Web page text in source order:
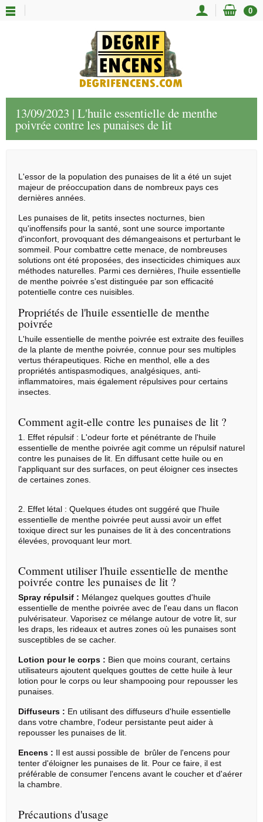
0
13/09/2023 | L'huile essentielle de menthe
poivrée contre les punaises de lit
L'essor de la population des punaises de lit a été un sujet
majeur de préoccupation dans de nombreux pays ces
dernières années.
Les punaises de lit, petits insectes nocturnes, bien
qu'inoffensifs pour la santé, sont une source importante
d'inconfort, provoquant des démangeaisons et perturbant le
sommeil. Pour combattre cette menace, de nombreuses
solutions ont été proposées, des insecticides chimiques aux
méthodes naturelles. Parmi ces dernières, l'huile essentielle
de menthe poivrée s'est distinguée par son efficacité
potentielle contre ces nuisibles.
Propriétés de l'huile essentielle de menthe
poivrée
L'huile essentielle de menthe poivrée est extraite des feuilles
de la plante de menthe poivrée, connue pour ses multiples
vertus thérapeutiques. Riche en menthol, elle a des
propriétés antispasmodiques, analgésiques, anti-
inflammatoires, mais également répulsives pour certains
insectes.
Comment agit-elle contre les punaises de lit ?
1. Effet répulsif : L'odeur forte et pénétrante de l'huile
essentielle de menthe poivrée agit comme un répulsif naturel
contre les punaises de lit. En diffusant cette huile ou en
l'appliquant sur des surfaces, on peut éloigner ces insectes
de certaines zones.
2. Effet létal : Quelques études ont suggéré que l'huile
essentielle de menthe poivrée peut aussi avoir un effet
toxique direct sur les punaises de lit à des concentrations
élevées, provoquant leur mort.
Comment utiliser l'huile essentielle de menthe
poivrée contre les punaises de lit ?
Spray répulsif : Mélangez quelques gouttes d'huile
essentielle de menthe poivrée avec de l'eau dans un flacon
pulvérisateur. Vaporisez ce mélange autour de votre lit, sur
les draps, les rideaux et autres zones où les punaises sont
susceptibles de se cacher.
Lotion pour le corps : Bien que moins courant, certains
utilisateurs ajoutent quelques gouttes de cette huile à leur
lotion pour le corps ou leur shampooing pour repousser les
punaises.
Diffuseurs : En utilisant des diffuseurs d'huile essentielle
dans votre chambre, l'odeur persistante peut aider à
repousser les punaises de lit.
Encens : Il est aussi possible de brûler de l'encens pour
tenter d'éloigner les punaises de lit. Pour ce faire, il est
préférable de consumer l'encens avant le coucher et d'aérer
la chambre.
Précautions d'usage